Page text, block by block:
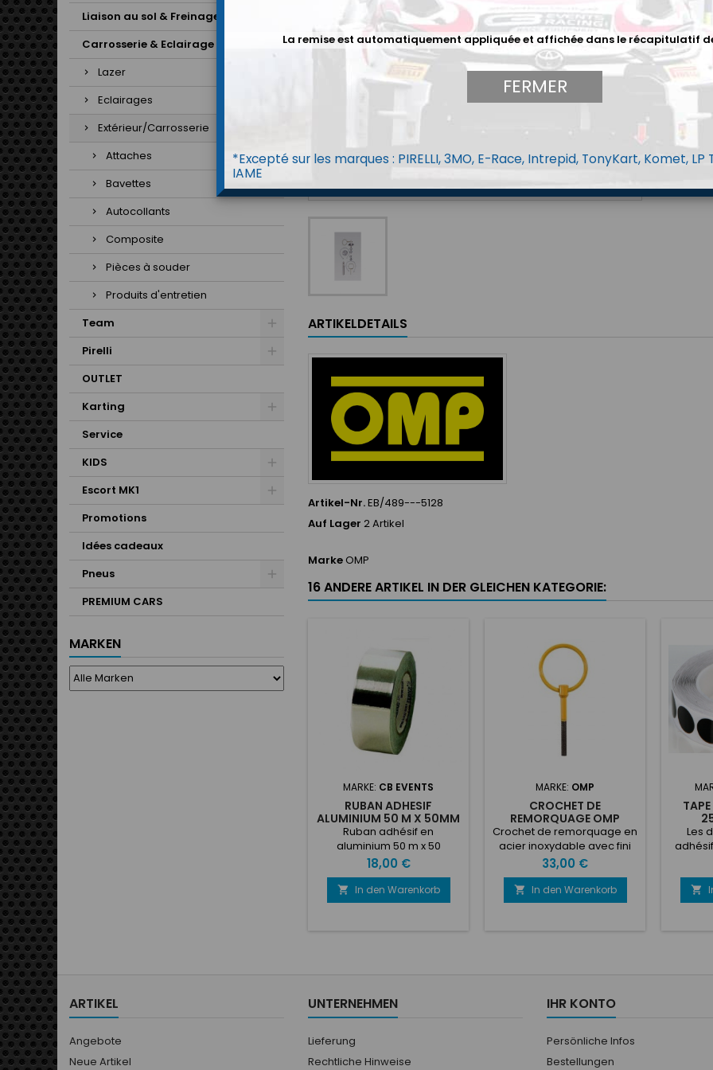
Liaison au sol & Freinage
Carrosserie & Eclairage
Lazer
Eclairages
Extérieur/Carrosserie
Attaches
Bavettes
Autocollants
Composite
Pièces à souder
Produits d'entretien
Team
Pirelli
OUTLET
Karting
Service
KIDS
Escort MK1
Promotions
Idées cadeaux
Pneus
PREMIUM CARS
MARKEN
Menge
ARTIKELDETAILS
Artikel-Nr.EB/489---5128
Auf Lager 2 Artikel
MarkeOMP
16 ANDERE ARTIKEL IN DER GLEICHEN KATEGORIE:
MARKE: CB EVENTS
RUBAN ADHESIF
ALUMINIUM 50 M X 50MM
Ruban adhésif en
aluminium 50 m x 50
mmRouleau de Ruban
adhésif US tout usage très
utile dans les sports
mécaniques !Diamètre : 50
Preis
18,00 €
 In den Warenkorb
MARKE: OMP
CROCHET DE
REMORQUAGE OMP
Ø80MM
Crochet de remorquage en
acier inoxydable avec fini
durable peint en jaune vif.
Écrou de blocage complet
et rondelles M12. Diamètre
intérieur: 80 mm. Epaisseur:
Preis
33,00 €
 In den Warenkorb
Les
de
de 12
de

ARTIKEL
Angebote
Neue Artikel
UNTERNEHMEN
Lieferung
Rechtliche Hinweise
IHR KONTO
Persönliche Infos
Bestellungen
La remise est automatiquement appliquée et affichée dans le récapitulatif
FERMER
*Excepté sur les marques : PIRELLI, 3MO, E-Race, Intrepid, TonyKart, Komet, LP
IAME